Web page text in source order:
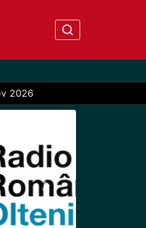
2026
Next